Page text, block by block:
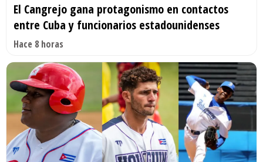
El Cangrejo gana protagonismo en contactos
entre Cuba y funcionarios estadounidenses
Hace 8 horas